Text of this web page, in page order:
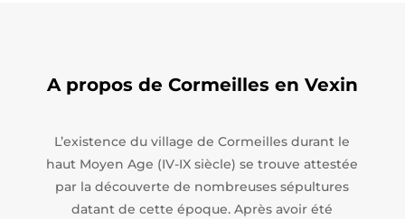
A propos de Cormeilles en Vexin
L’existence du village de Cormeilles durant le
haut Moyen Age (IV-IX siècle) se trouve attestée
par la découverte de nombreuses sépultures
datant de cette époque. Après avoir été